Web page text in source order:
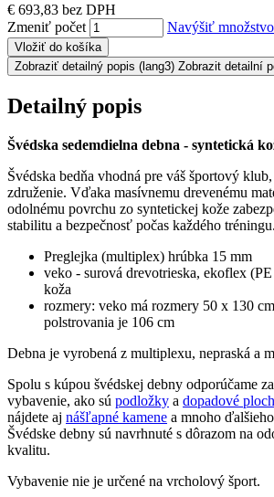
€ 693,83 bez DPH
Zmeniť počet
Navýšiť množstvo
Vložiť do košíka
Zobraziť detailný popis (lang3) Zobrazit detailní
Detailný popis
Švédska sedemdielna debna - syntetická
Švédska bedňa vhodná pre váš športový
združenie. Vďaka masívnemu drevenému
odolnému povrchu zo syntetickej kože
stabilitu a bezpečnosť počas každého tréningu.
Preglejka (multiplex) hrúbka 15 mm
veko - surová drevotrieska, ekoflex
koža
rozmery: veko má rozmery 50 x 130
polstrovania je 106 cm
Debna je vyrobená z multiplexu, nepraská a
Spolu s kúpou švédskej debny odporúčame
vybavenie, ako sú podložky a dopadové
nájdete aj nášľapné kamene a mnoho
Švédske debny sú navrhnuté s dôrazom na
kvalitu.
Vybavenie nie je určené na vrcholový šport.